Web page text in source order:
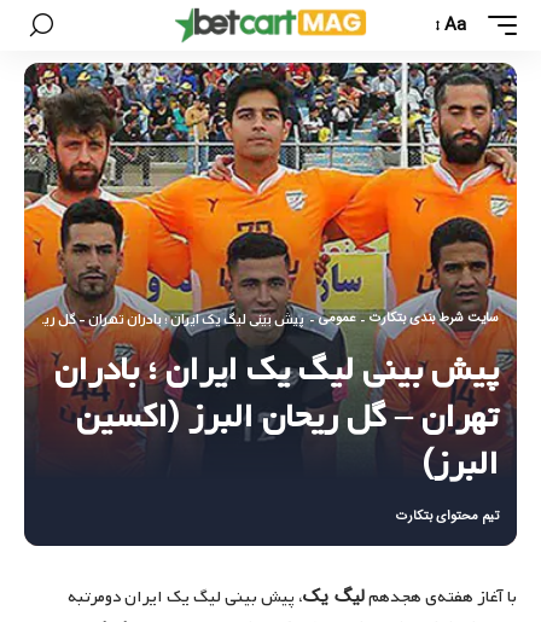
Aa
سایت شرط بندی بتکارت - عمومی - پیش‌ بینی لیگ یک ایران ؛ بادران تهران – گل ریحان
پیش‌ بینی لیگ یک ایران ؛ بادران
تهران – گل ریحان البرز (اکسین
البرز)
تیم محتوای بتکارت
با آغاز هفته‌ی هجدهملیگ یک، پیش‌ بینی لیگ یک ایران دومرتبه